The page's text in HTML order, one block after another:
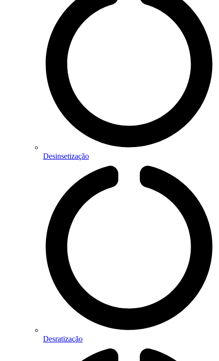
Desinsetização
Desratização